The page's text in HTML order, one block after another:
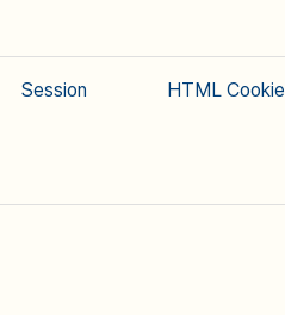
Session HTML Cookie